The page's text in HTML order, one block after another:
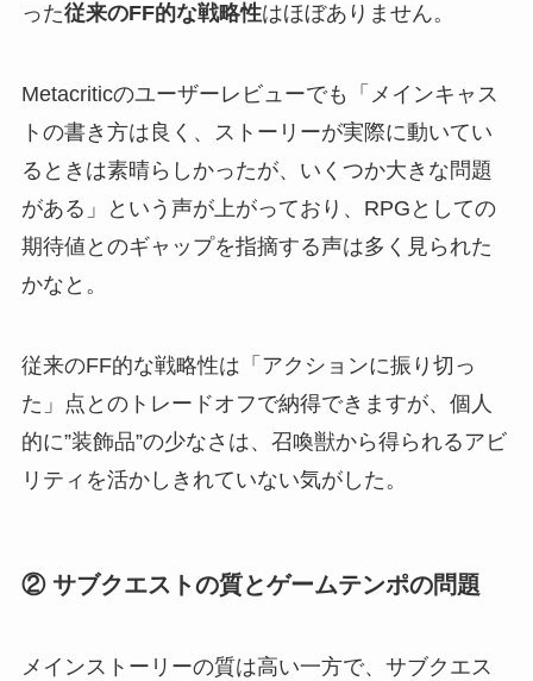
った従来のFF的な戦略性はほぼありません。
Metacriticのユーザーレビューでも「メインキャス
トの書き方は良く、ストーリーが実際に動いてい
るときは素晴らしかったが、いくつか大きな問題
がある」という声が上がっており、RPGとしての
期待値とのギャップを指摘する声は多く見られた
かなと。
従来のFF的な戦略性は「アクションに振り切っ
た」点とのトレードオフで納得できますが、個人
的に”装飾品”の少なさは、召喚獣から得られるアビ
リティを活かしきれていない気がした。
② サブクエストの質とゲームテンポの問題
メインストーリーの質は高い一方で、サブクエス